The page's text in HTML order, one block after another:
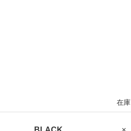
在庫
BLACK ×